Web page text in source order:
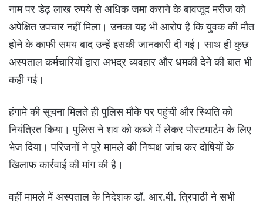
नाम पर डेढ़ लाख रुपये से अधिक जमा कराने के बावजूद मरीज को
अपेक्षित उपचार नहीं मिला। उनका यह भी आरोप है कि युवक की मौत
होने के काफी समय बाद उन्हें इसकी जानकारी दी गई। साथ ही कुछ
अस्पताल कर्मचारियों द्वारा अभद्र व्यवहार और धमकी देने की बात भी
कही गई।
हंगामे की सूचना मिलते ही पुलिस मौके पर पहुंची और स्थिति को
नियंत्रित किया। पुलिस ने शव को कब्जे में लेकर पोस्टमार्टम के लिए
भेज दिया। परिजनों ने पूरे मामले की निष्पक्ष जांच कर दोषियों के
खिलाफ कार्रवाई की मांग की है।
वहीं मामले में अस्पताल के निदेशक डॉ. आर.बी. त्रिपाठी ने सभी